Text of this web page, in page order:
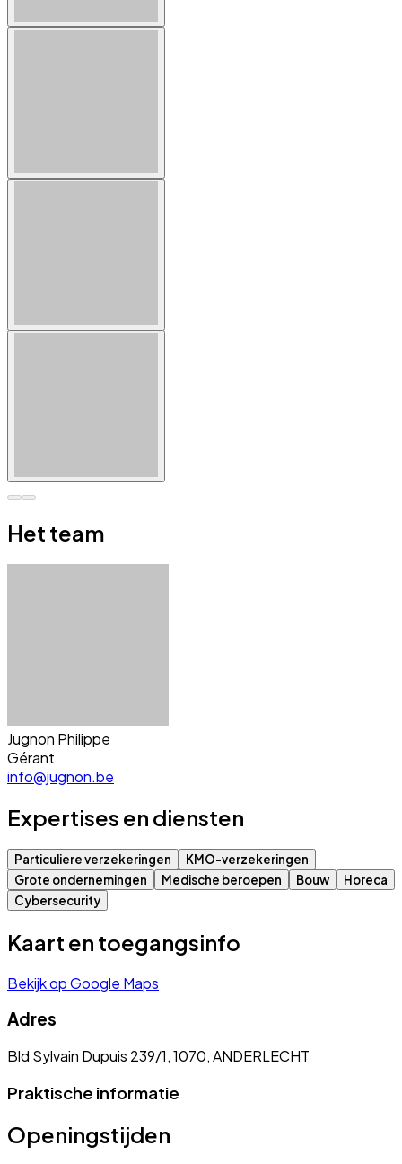
Het team
Jugnon Philippe
Gérant
info@jugnon.be
Expertises en diensten
Particuliere verzekeringen
KMO-verzekeringen
Grote ondernemingen
Medische beroepen Bouw
Horeca
Cybersecurity
Kaart en toegangsinfo
Bekijk op Google Maps
Adres
Bld Sylvain Dupuis 239/1, 1070, ANDERLECHT
Praktische informatie
Openingstijden